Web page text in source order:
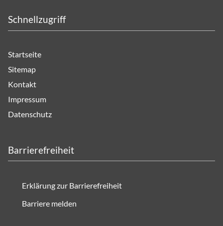
Schnellzugriff
Startseite
Sitemap
Kontakt
Impressum
Datenschutz
Barrierefreiheit
Erklärung zur Barrierefreiheit
Barriere melden